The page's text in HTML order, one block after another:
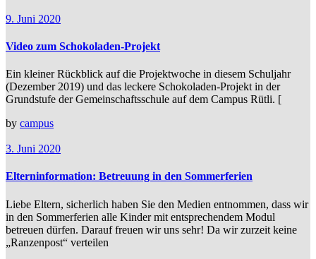
9. Juni 2020
Video zum Schokoladen-Projekt
Ein kleiner Rückblick auf die Projektwoche in diesem Schuljahr
(Dezember 2019) und das leckere Schokoladen-Projekt in der
Grundstufe der Gemeinschaftsschule auf dem Campus Rütli. [
by campus
3. Juni 2020
Elterninformation: Betreuung in den Sommerferien
Liebe Eltern, sicherlich haben Sie den Medien entnommen, dass wir
in den Sommerferien alle Kinder mit entsprechendem Modul
betreuen dürfen. Darauf freuen wir uns sehr! Da wir zurzeit keine
„Ranzenpost“ verteilen